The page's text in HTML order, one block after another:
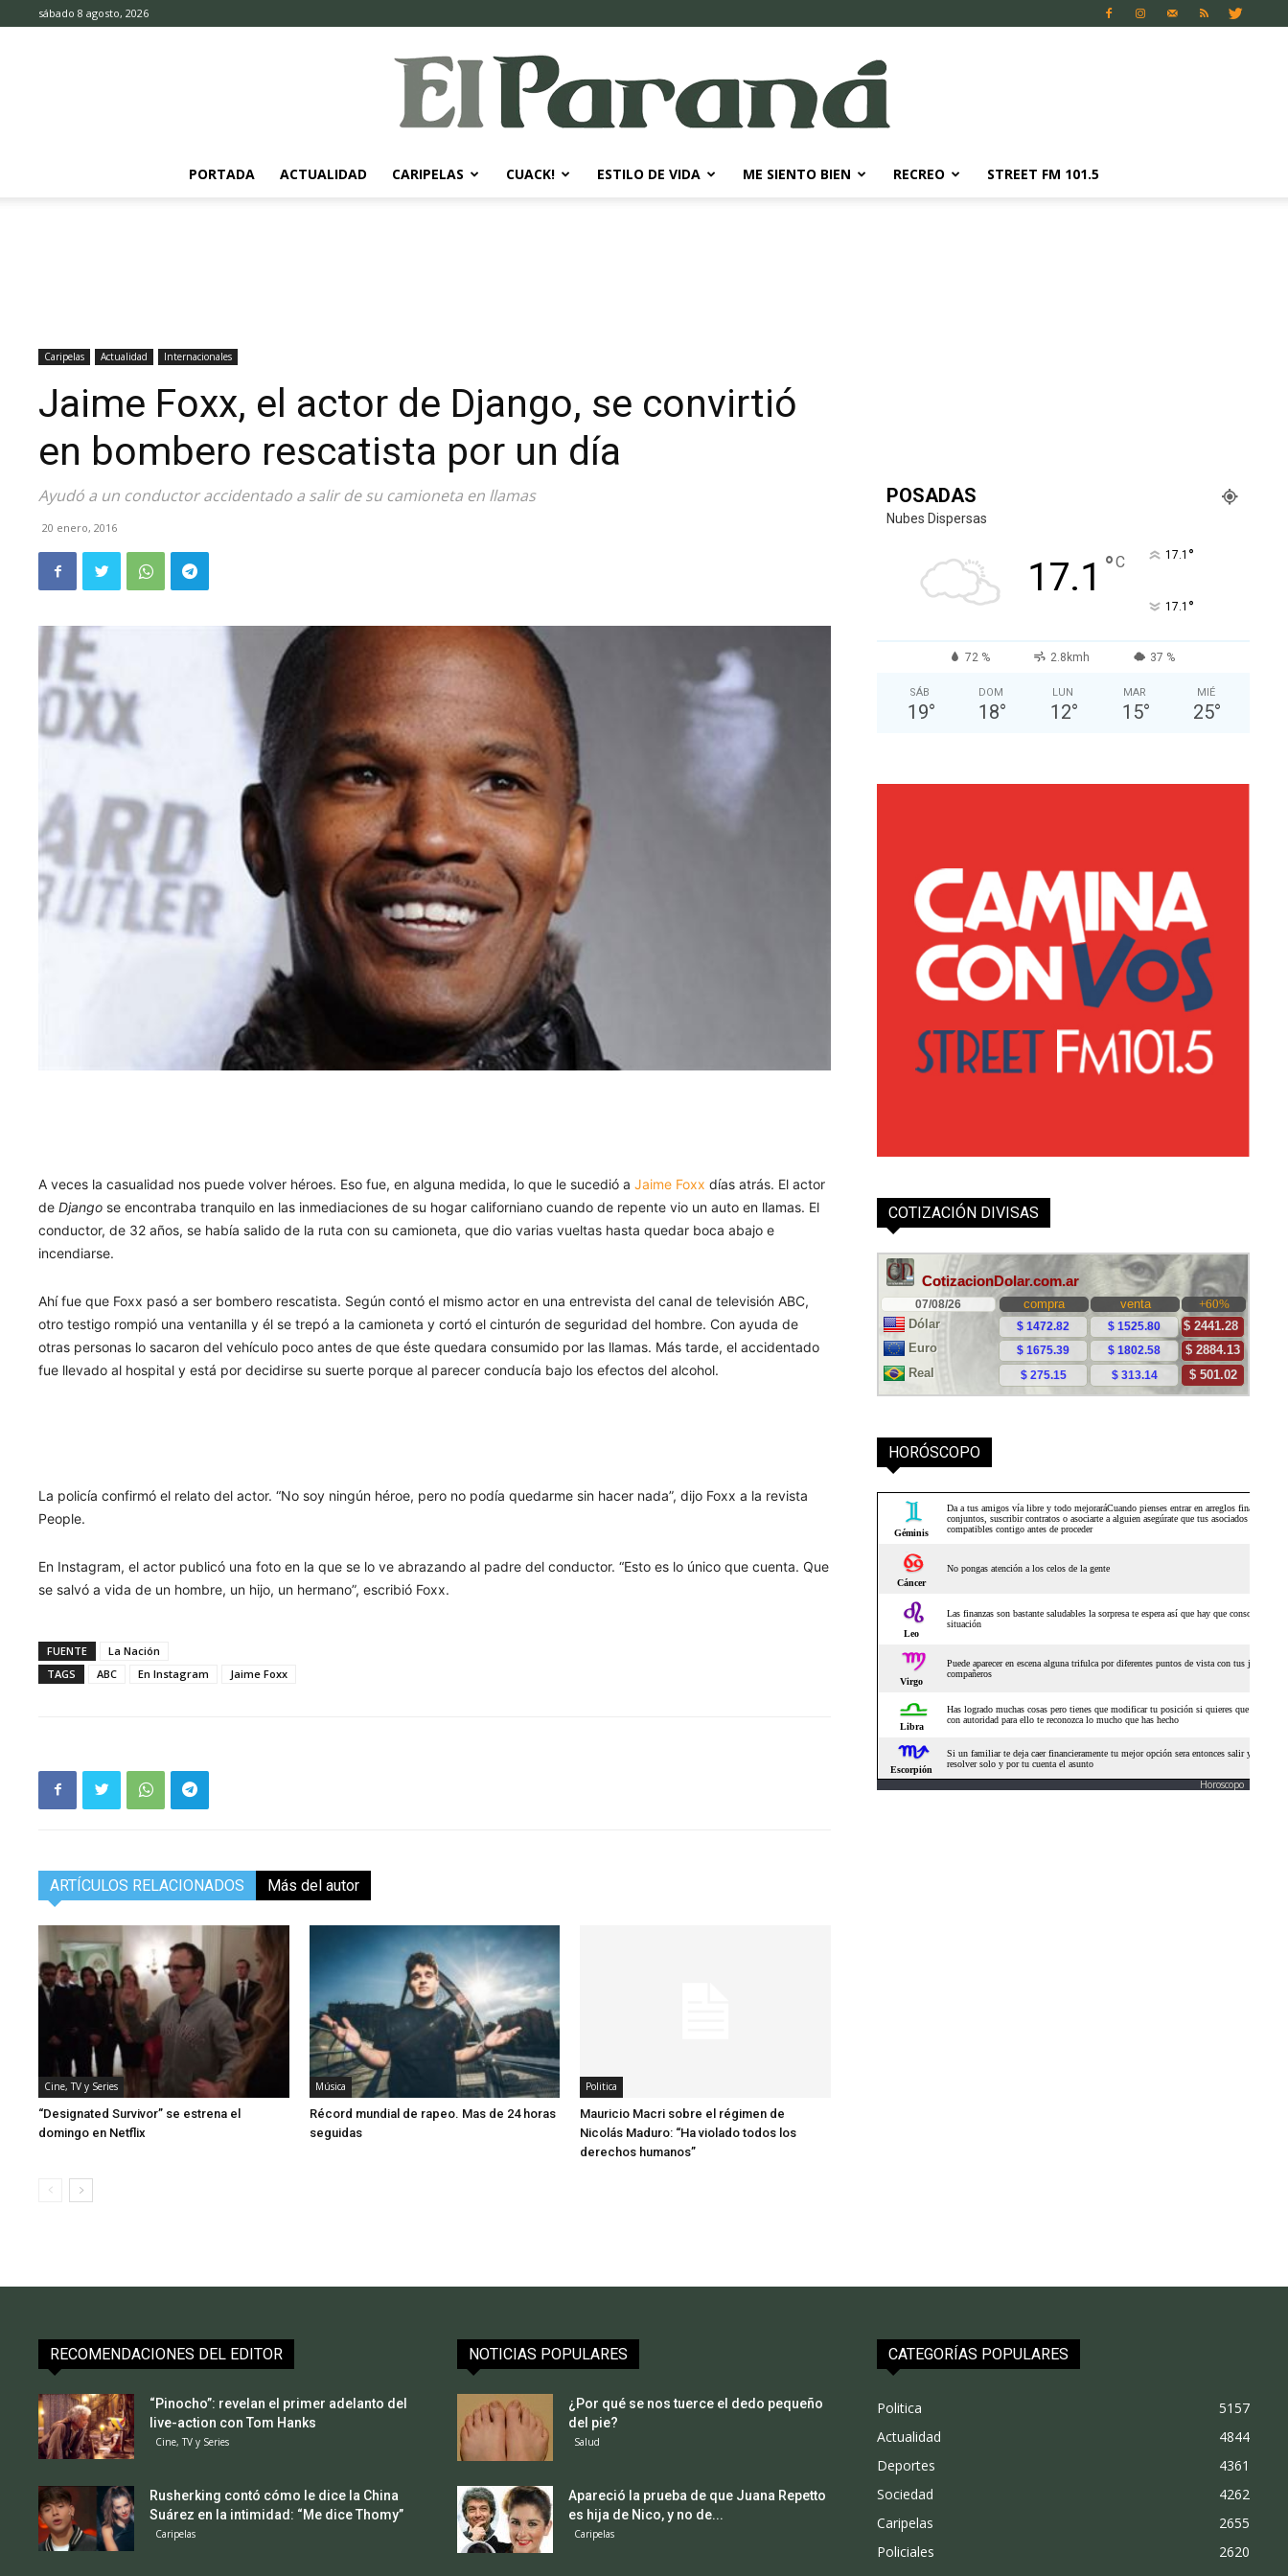
sábado 8 agosto, 2026
PORTADA ACTUALIDAD CARIPELAS CUACK! ESTILO DE VIDA ME SIENTO BIEN RECREO STREET FM 101.5
Caripelas Actualidad Internacionales
Jaime Foxx, el actor de Django, se convirtió
en bombero rescatista por un día
Ayudó a un conductor accidentado a salir de su camioneta en llamas
20 enero, 2016
A veces la casualidad nos puede volver héroes. Eso fue, en alguna medida, lo que le sucedió aJaime Foxx días atrás. El actor
de Django se encontraba tranquilo en las inmediaciones de su hogar californiano cuando de repente vio un auto en llamas. El
conductor, de 32 años, se había salido de la ruta con su camioneta, que dio varias vueltas hasta quedar boca abajo e
incendiarse.
Ahí fue que Foxx pasó a ser bombero rescatista. Según contó el mismo actor en una entrevista del canal de televisión ABC,
otro testigo rompió una ventanilla y él se trepó a la camioneta y cortó el cinturón de seguridad del hombre. Con ayuda de
otras personas lo sacaron del vehículo poco antes de que éste quedara consumido por las llamas. Más tarde, el accidentado
fue llevado al hospital y está por decidirse su suerte porque al parecer conducía bajo los efectos del alcohol.
La policía confirmó el relato del actor. “No soy ningún héroe, pero no podía quedarme sin hacer nada”, dijo Foxx a la revista
People.
En Instagram, el actor publicó una foto en la que se lo ve abrazando al padre del conductor. “Esto es lo único que cuenta. Que
se salvó a vida de un hombre, un hijo, un hermano”, escribió Foxx.
FUENTE
La Nación
TAGS
ABC En Instagram Jaime Foxx
ARTÍCULOS RELACIONADOS Más del autor
Cine, TV y Series
“Designated Survivor” se estrena el
domingo en Netflix
Música
Récord mundial de rapeo. Mas de 24 horas
seguidas
Politica
Mauricio Macri sobre el régimen de
Nicolás Maduro: “Ha violado todos los
derechos humanos”
POSADAS
Nubes Dispersas
17.1 °C 17.1 °
17.1 °
72 % 2.8kmh 37 %
SÁB
19°
DOM
18°
LUN
12°
MAR
15°
MIÉ
25°
COTIZACIÓN DIVISAS
HORÓSCOPO
Horoscopo
RECOMENDACIONES DEL EDITOR
“Pinocho”: revelan el primer adelanto del
live-action con Tom Hanks
Cine, TV y Series
Rusherking contó cómo le dice la China
Suárez en la intimidad: “Me dice Thomy”
Caripelas
NOTICIAS POPULARES
¿Por qué se nos tuerce el dedo pequeño
del pie?
Salud
Apareció la prueba de que Juana Repetto
es hija de Nico, y no de...
Caripelas
CATEGORÍAS POPULARES
Politica
5157
Actualidad
4844
Deportes
4361
Sociedad
4262
Caripelas
2655
Policiales
2620